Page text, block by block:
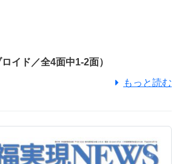
イド／全4面中1-2面）
もっと読む